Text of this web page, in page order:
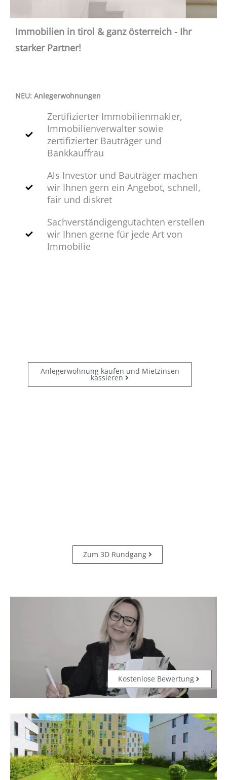
Immobilien in tirol & ganz österreich - Ihr
starker Partner!
NEU: Anlegerwohnungen
Zertifizierter Immobilienmakler,
Immobilienverwalter sowie
zertifizierter Bauträger und
Bankkauffrau
Als Investor und Bauträger machen
wir Ihnen gern ein Angebot, schnell,
fair und diskret
Sachverständigengutachten erstellen
wir Ihnen gerne für jede Art von
Immobilie
Anlegerwohnung kaufen und Mietzinsen
kassieren
Zum 3D Rundgang
Kostenlose Bewertung